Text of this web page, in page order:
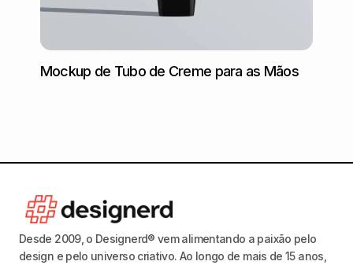
Mockup de Tubo de Creme para as Mãos
Desde 2009, o Designerd® vem alimentando a paixão pelo
design e pelo universo criativo. Ao longo de mais de 15 anos,